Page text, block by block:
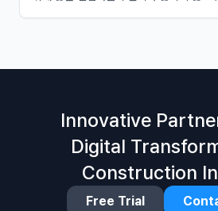
Innovative
Digital
Construction
Free Trial